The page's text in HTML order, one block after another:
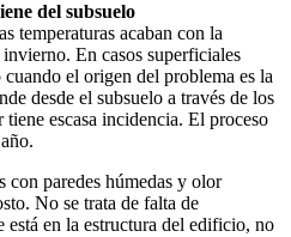
del subsuelo
temperaturas acaban con la
En casos superficiales
el origen del problema es la
desde el subsuelo a través de los
escasa incidencia. El proceso
con paredes húmedas y olor
No se trata de falta de
en la estructura del edificio, no